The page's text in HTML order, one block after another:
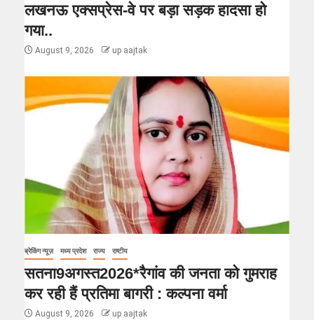
लखनऊ एक्सप्रेस-वे पर बड़ा सड़क हादसा हो
गया..
August 9, 2026 up aajtak
ब्रेकिंग न्यूज़ मध्य प्रदेश राज्य राष्टीय
सतना9अगस्त2026*रैगांव की जनता को गुमराह
कर रही हैं प्रतिमा बागरी : कल्पना वर्मा
August 9, 2026 up aajtak